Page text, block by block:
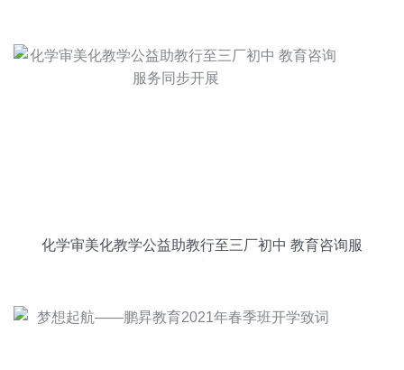
化学审美化教学公益助教行至三厂初中 教育咨询服